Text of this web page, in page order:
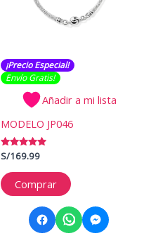
¡Precio Especial!
Envío Gratis​​​!
Añadir a mi lista
MODELO JP046
Valorado
5.00
de 5
S/169.99
Comprar